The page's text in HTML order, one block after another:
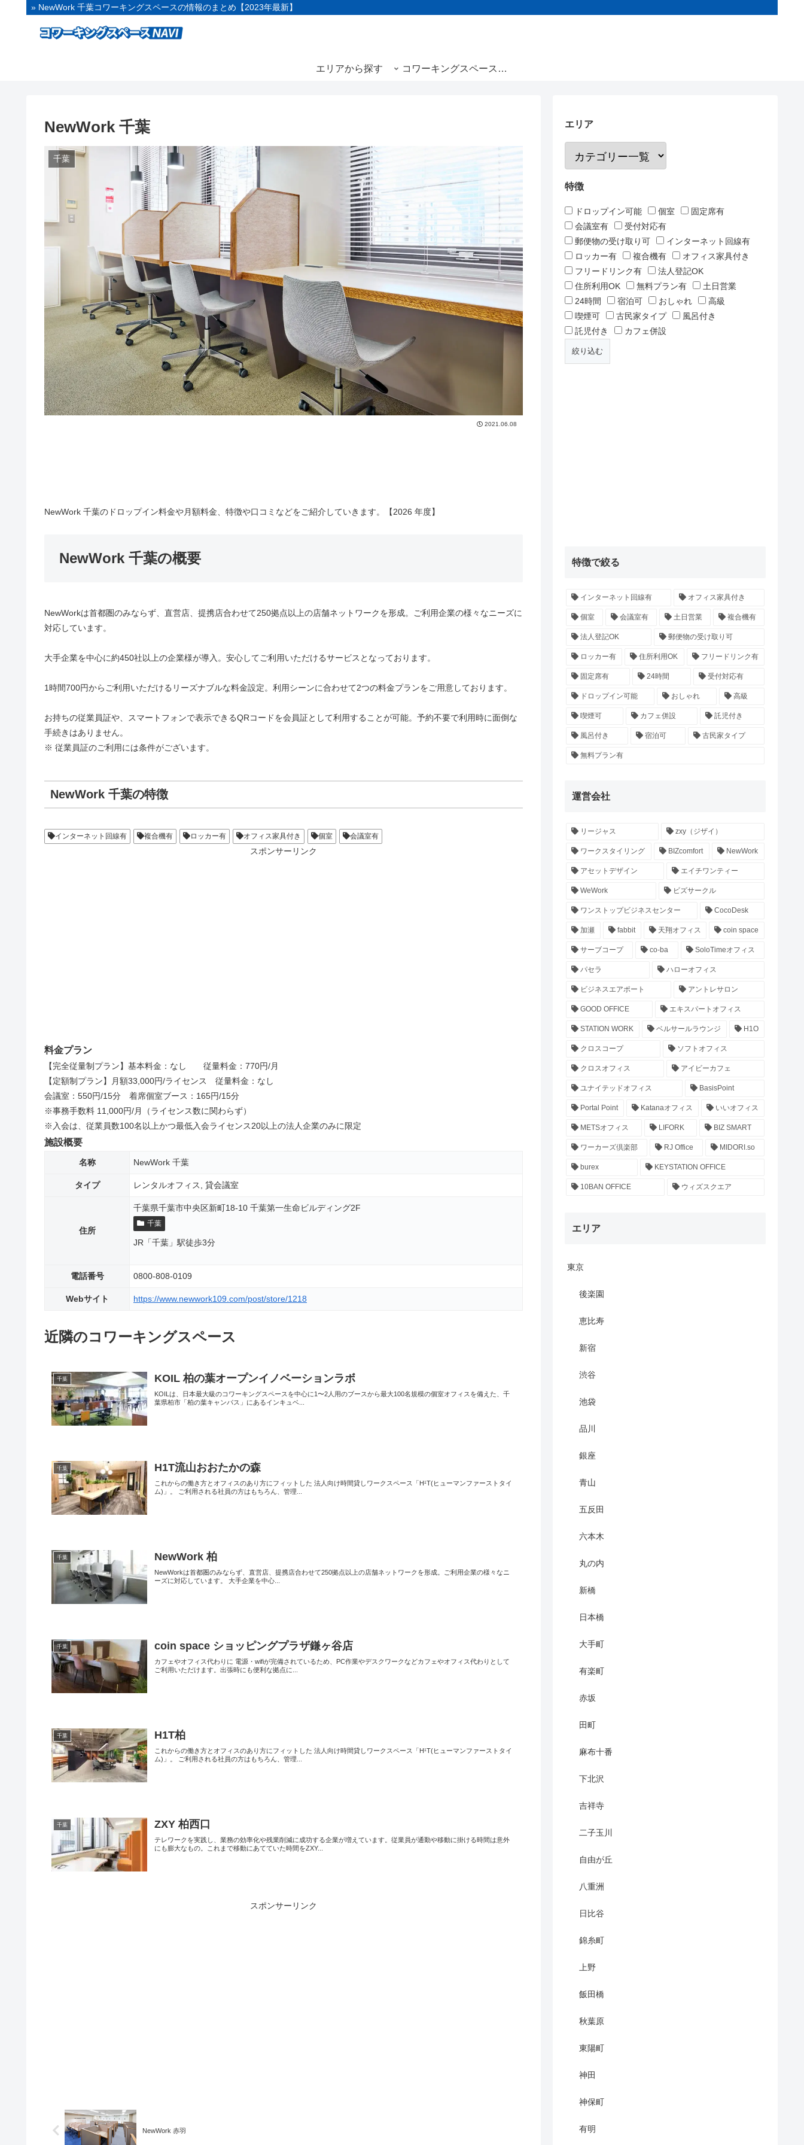
» NewWork 千葉コワーキングスペースの情報のまとめ【2023年最新】
エリアから探す コワーキングスペースと
NewWork 千葉
千葉
2021.06.08
NewWork 千葉のドロップイン料金や月額料金、特徴や口コミなどをご紹介していきます。【2026 年度】
NewWork 千葉の概要
NewWorkは首都圏のみならず、直営店、提携店合わせて250拠点以上の店舗ネットワークを形成。ご利用企業の様々なニーズに
対応しています。
大手企業を中心に約450社以上の企業様が導入。安心してご利用いただけるサービスとなっております。
1時間700円からご利用いただけるリーズナブルな料金設定。利用シーンに合わせて2つの料金プランをご用意しております。
お持ちの従業員証や、スマートフォンで表示できるQRコードを会員証として利用することが可能。予約不要で利用時に面倒な
手続きはありません。
※ 従業員証のご利用には条件がございます。
NewWork 千葉の特徴
インターネット回線有 複合機有 ロッカー有 オフィス家具付き 個室 会議室有
スポンサーリンク
料金プラン
【完全従量制プラン】基本料金：なし 従量料金：770円/月
【定額制プラン】月額33,000円/ライセンス 従量料金：なし
会議室：550円/15分 着席個室ブース：165円/15分
※事務手数料 11,000円/月（ライセンス数に関わらず）
※入会は、従業員数100名以上かつ最低入会ライセンス20以上の法人企業のみに限定
施設概要
名称 NewWork 千葉
タイプ レンタルオフィス, 貸会議室
住所
千葉県千葉市中央区新町18-10 千葉第一生命ビルディング2F
千葉
JR「千葉」駅徒歩3分
電話番号 0800-808-0109
Webサイト https://www.newwork109.com/post/store/1218
近隣のコワーキングスペース
千葉 KOIL 柏の葉オープンイノベーションラボ
KOILは、日本最大級のコワーキングスペースを中心に1〜2人用のブースから最大100名規模の個室オフィスを備えた、千
葉県柏市「柏の葉キャンパス」にあるインキュベ...
千葉 H1T流山おおたかの森
これからの働き方とオフィスのあり方にフィットした 法人向け時間貸しワークスペース「H¹T(ヒューマンファーストタイ
ム)」。 ご利用される社員の方はもちろん、管理...
千葉 NewWork 柏
NewWorkは首都圏のみならず、直営店、提携店合わせて250拠点以上の店舗ネットワークを形成。ご利用企業の様々なニ
ーズに対応しています。 大手企業を中心...
千葉 coin space ショッピングプラザ鎌ヶ谷店
カフェやオフィス代わりに 電源・wifiが完備されているため、PC作業やデスクワークなどカフェやオフィス代わりとして
ご利用いただけます。出張時にも便利な拠点に...
千葉 H1T柏
これからの働き方とオフィスのあり方にフィットした 法人向け時間貸しワークスペース「H¹T(ヒューマンファーストタイ
ム)」。 ご利用される社員の方はもちろん、管理...
千葉 ZXY 柏西口
テレワークを実践し、業務の効率化や残業削減に成功する企業が増えています。従業員が通勤や移動に掛ける時間は意外
にも膨大なもの。これまで移動にあてていた時間をZXY...
スポンサーリンク
NewWork 赤羽
エリア
特徴
ドロップイン可能 個室
固定席有
会議室有
受付対応有
郵便物の受け取り可
インターネット回線有
ロッカー有
複合機有
オフィス家具付き
フリードリンク有
法人登記OK
住所利用OK
無料プラン有
土日営業
24時間
宿泊可 おしゃれ
高級
喫煙可
古民家タイプ
風呂付き
託児付き
カフェ併設
特徴で絞る
インターネット回線有 オフィス家具付き
個室 会議室有 土日営業 複合機有
法人登記OK 郵便物の受け取り可
ロッカー有 住所利用OK フリードリンク有
固定席有 24時間 受付対応有
ドロップイン可能 おしゃれ 高級
喫煙可 カフェ併設 託児付き
風呂付き 宿泊可 古民家タイプ
無料プラン有
運営会社
リージャス zxy（ジザイ）
ワークスタイリング BIZcomfort NewWork
アセットデザイン エイチワンティー
WeWork ビズサークル
ワンストップビジネスセンター CocoDesk
加瀬 fabbit 天翔オフィス coin space
サーブコープ co-ba SoloTimeオフィス
パセラ ハローオフィス
ビジネスエアポート アントレサロン
GOOD OFFICE エキスパートオフィス
STATION WORK ベルサールラウンジ H1O
クロスコープ ソフトオフィス
クロスオフィス アイビーカフェ
ユナイテッドオフィス BasisPoint
Portal Point Katanaオフィス いいオフィス
METSオフィス LIFORK BIZ SMART
ワーカーズ倶楽部 RJ Office MIDORI.so
burex KEYSTATION OFFICE
10BAN OFFICE ウィズスクエア
エリア
東京
後楽園
恵比寿
新宿
渋谷
池袋
品川
銀座
青山
五反田
六本木
丸の内
新橋
日本橋
大手町
有楽町
赤坂
田町
麻布十番
下北沢
吉祥寺
二子玉川
自由が丘
八重洲
日比谷
錦糸町
上野
飯田橋
秋葉原
東陽町
神田
神保町
有明